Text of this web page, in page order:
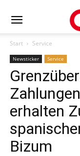
Start Service
Newsticker Service
erhalten
Bizum